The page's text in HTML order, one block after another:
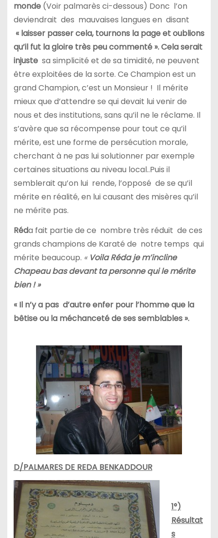
monde(Voir palmarès ci-dessous) Donc l’on
deviendrait des mauvaises langues en disant
« laisser passer cela, tournons la page et oublions
qu’il fut la gloire très peu commenté ». Cela serait
injustesa simplicité et de sa timidité, ne peuvent
être exploitées de la sorte. Ce Champion est un
grand Champion, c’est un Monsieur ! Il mérite
mieux que d’attendre se qui devait lui venir de
nous et des institutions, sans qu’il ne le réclame. Il
s’avère que sa récompense pour tout ce qu’il
mérite, est une forme de persécution morale,
cherchant à ne pas lui solutionner par exemple
certaines situations au niveau local..Puis il
semblerait qu’on lui rende, l’opposé de se qu’il
mérite en réalité, en lui causant des misères qu’il
ne mérite pas.
Réda fait partie de ce nombre très réduit de ces
grands champions de Karaté de notre temps qui
mérite beaucoup. « Voila Réda je m’incline
Chapeau bas devant ta personne qui le mérite
bien ! »
« Il n’y a pas d’autre enfer pour l’homme que la
bêtise ou la méchanceté de ses semblables ».
D/PALMARES DE REDA BENKADDOUR
1°)
Résultat
s